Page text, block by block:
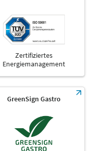
Zertifiziertes
Energiemanagement
GreenSign Gastro